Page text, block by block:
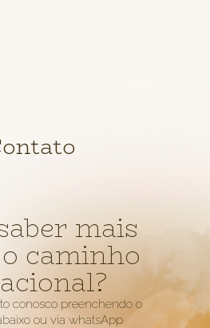
mais
caminho
conosco preenchendo o
ou via whatsApp